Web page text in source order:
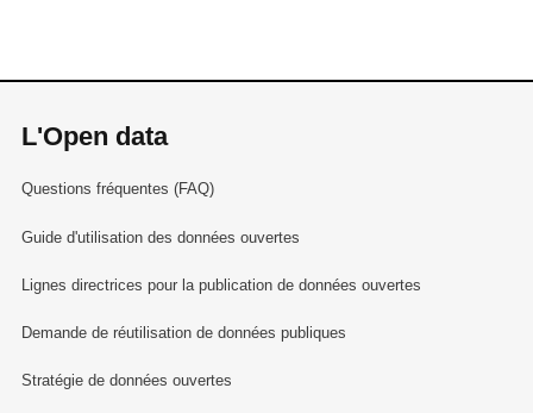
L'Open data
Questions fréquentes (FAQ)
Guide d'utilisation des données ouvertes
Lignes directrices pour la publication de données ouvertes
Demande de réutilisation de données publiques
Stratégie de données ouvertes